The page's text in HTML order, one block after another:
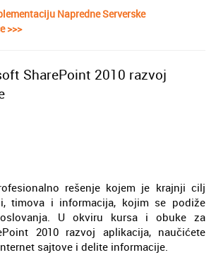
Napredne Serverske
>>>
SharePoint 2010 razvoj
rešenje kojem je krajnji cilj
timova i informacija, kojim se podiže
U okviru kursa i obuke za
2010 razvoj aplikacija, naučićete
sajtove i delite informacije.